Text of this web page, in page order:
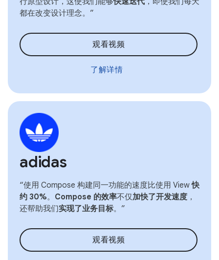
都在改变设计理念。”
观看视频
了解详情
adidas
“使用 Compose 构建同一功能的速度比使用 View快
约 30%。 Compose 的效率不仅加快了开发速度 ，
还帮助我们实现了业务目标。”
观看视频